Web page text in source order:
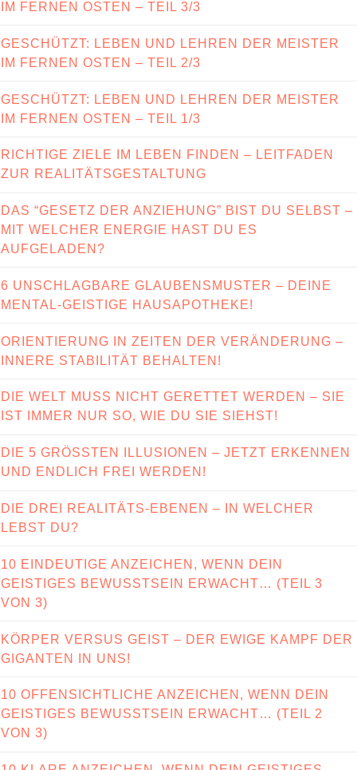
IM FERNEN OSTEN – TEIL 3/3
GESCHÜTZT: LEBEN UND LEHREN DER MEISTER
IM FERNEN OSTEN – TEIL 2/3
GESCHÜTZT: LEBEN UND LEHREN DER MEISTER
IM FERNEN OSTEN – TEIL 1/3
RICHTIGE ZIELE IM LEBEN FINDEN – LEITFADEN
ZUR REALITÄTSGESTALTUNG
DAS “GESETZ DER ANZIEHUNG” BIST DU SELBST –
MIT WELCHER ENERGIE HAST DU ES
AUFGELADEN?
6 UNSCHLAGBARE GLAUBENSMUSTER – DEINE
MENTAL-GEISTIGE HAUSAPOTHEKE!
ORIENTIERUNG IN ZEITEN DER VERÄNDERUNG –
INNERE STABILITÄT BEHALTEN!
DIE WELT MUSS NICHT GERETTET WERDEN – SIE
IST IMMER NUR SO, WIE DU SIE SIEHST!
DIE 5 GRÖSSTEN ILLUSIONEN – JETZT ERKENNEN
UND ENDLICH FREI WERDEN!
DIE DREI REALITÄTS-EBENEN – IN WELCHER
LEBST DU?
10 EINDEUTIGE ANZEICHEN, WENN DEIN
GEISTIGES BEWUSSTSEIN ERWACHT… (TEIL 3
VON 3)
KÖRPER VERSUS GEIST – DER EWIGE KAMPF DER
GIGANTEN IN UNS!
10 OFFENSICHTLICHE ANZEICHEN, WENN DEIN
GEISTIGES BEWUSSTSEIN ERWACHT… (TEIL 2
VON 3)